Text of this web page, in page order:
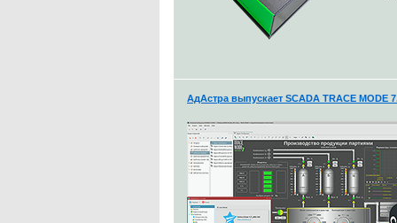
АдАстра выпускает SCADA TRACE MODE